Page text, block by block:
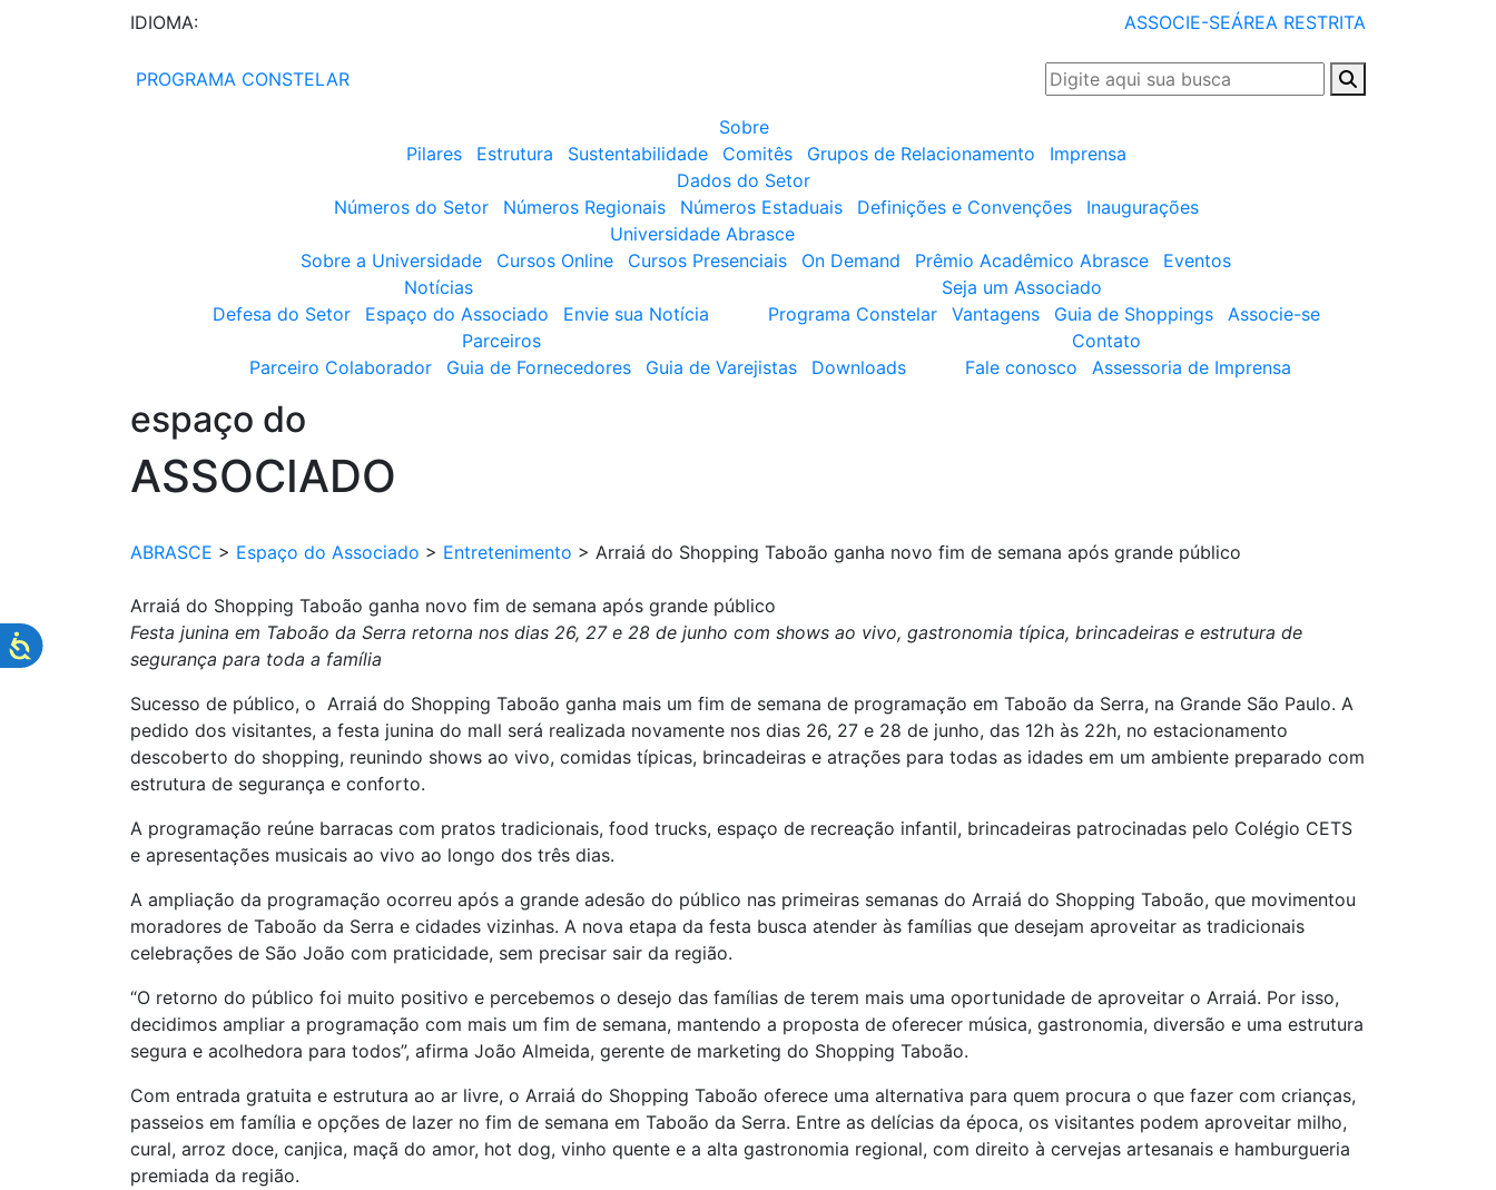
IDIOMA: ASSOCIE-SEÁREA RESTRITA
PROGRAMA CONSTELAR
Sobre
Pilares
Estrutura Sustentabilidade Comitês Grupos de Relacionamento
Imprensa
Dados do Setor
Números do Setor
Números Regionais Números Estaduais Definições e Convenções
Inaugurações
Universidade Abrasce
Sobre a Universidade
Cursos Online Cursos Presenciais On Demand Prêmio Acadêmico Abrasce
Eventos
Notícias
Defesa do Setor
Espaço do Associado Envie sua Notícia
Seja um Associado
Programa Constelar
Vantagens Guia de Shoppings
Associe-se
Parceiros
Parceiro Colaborador
Guia de Fornecedores Guia de Varejistas Downloads
Contato
Fale conosco
Assessoria de Imprensa
espaço do
ASSOCIADO
ABRASCE > Espaço do Associado > Entretenimento > Arraiá do Shopping Taboão ganha novo fim de semana após grande público
Arraiá do Shopping Taboão ganha novo fim de semana após grande público
Festa junina em Taboão da Serra retorna nos dias 26, 27 e 28 de junho com shows ao vivo, gastronomia típica, brincadeiras e estrutura de
segurança para toda a família
Sucesso de público, o Arraiá do Shopping Taboão ganha mais um fim de semana de programação em Taboão da Serra, na Grande São Paulo. A
pedido dos visitantes, a festa junina do mall será realizada novamente nos dias 26, 27 e 28 de junho, das 12h às 22h, no estacionamento
descoberto do shopping, reunindo shows ao vivo, comidas típicas, brincadeiras e atrações para todas as idades em um ambiente preparado com
estrutura de segurança e conforto.
A programação reúne barracas com pratos tradicionais, food trucks, espaço de recreação infantil, brincadeiras patrocinadas pelo Colégio CETS
e apresentações musicais ao vivo ao longo dos três dias.
A ampliação da programação ocorreu após a grande adesão do público nas primeiras semanas do Arraiá do Shopping Taboão, que movimentou
moradores de Taboão da Serra e cidades vizinhas. A nova etapa da festa busca atender às famílias que desejam aproveitar as tradicionais
celebrações de São João com praticidade, sem precisar sair da região.
“O retorno do público foi muito positivo e percebemos o desejo das famílias de terem mais uma oportunidade de aproveitar o Arraiá. Por isso,
decidimos ampliar a programação com mais um fim de semana, mantendo a proposta de oferecer música, gastronomia, diversão e uma estrutura
segura e acolhedora para todos”, afirma João Almeida, gerente de marketing do Shopping Taboão.
Com entrada gratuita e estrutura ao ar livre, o Arraiá do Shopping Taboão oferece uma alternativa para quem procura o que fazer com crianças,
passeios em família e opções de lazer no fim de semana em Taboão da Serra. Entre as delícias da época, os visitantes podem aproveitar milho,
cural, arroz doce, canjica, maçã do amor, hot dog, vinho quente e a alta gastronomia regional, com direito à cervejas artesanais e hamburgueria
premiada da região.